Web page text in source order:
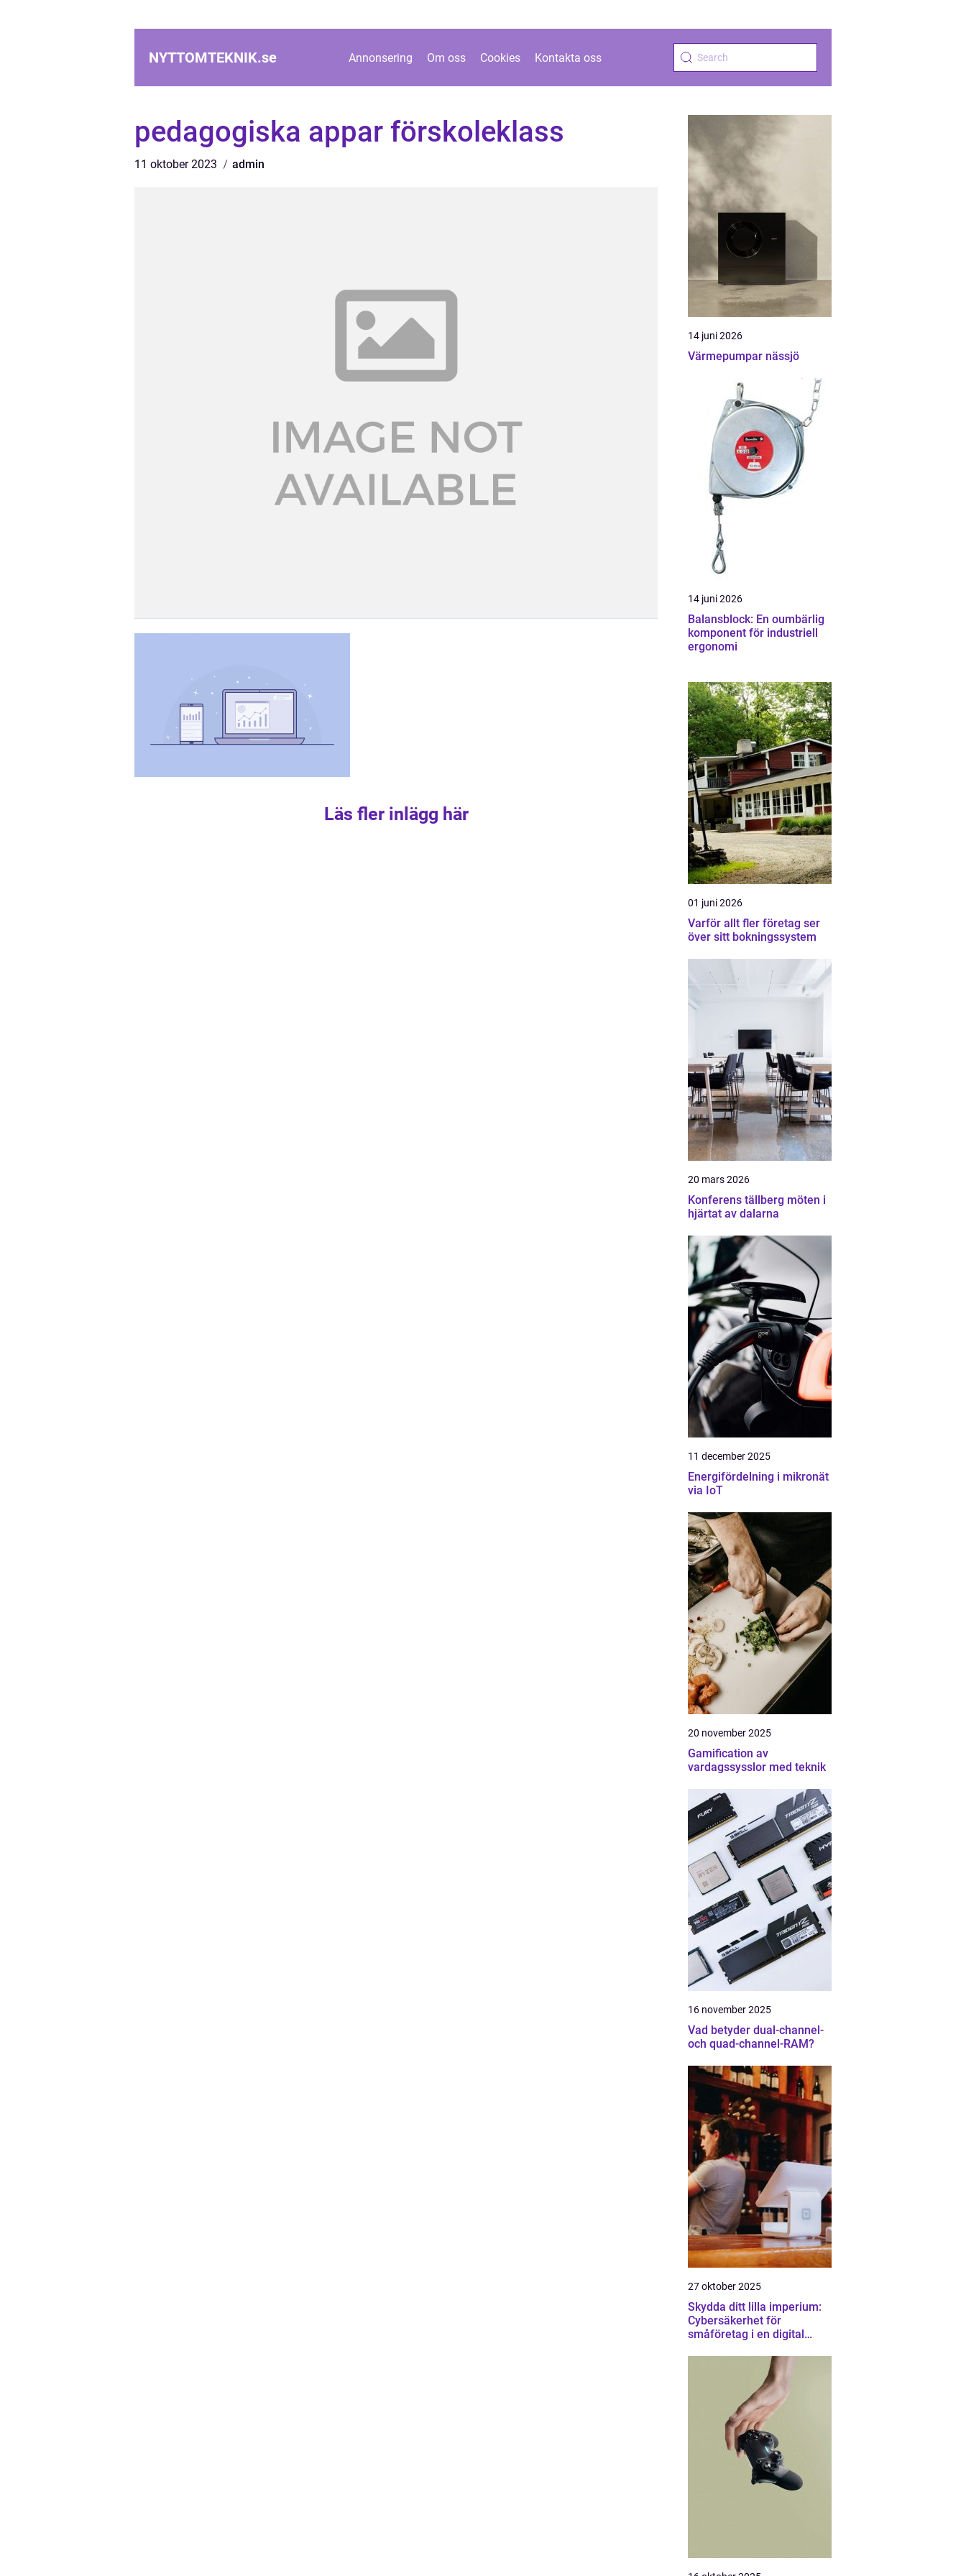
NYTTOMTEKNIK.se Annonsering Om oss Cookies Kontakta oss
pedagogiska appar förskoleklass
11 oktober 2023 admin
Läs fler inlägg här
14 juni 2026
Värmepumpar nässjö
14 juni 2026
Balansblock: En oumbärlig
komponent för industriell
ergonomi
01 juni 2026
Varför allt fler företag ser
över sitt bokningssystem
20 mars 2026
Konferens tällberg möten i
hjärtat av dalarna
11 december 2025
Energifördelning i mikronät
via IoT
20 november 2025
Gamification av
vardagssysslor med teknik
16 november 2025
Vad betyder dual-channel-
och quad-channel-RAM?
27 oktober 2025
Skydda ditt lilla imperium:
Cybersäkerhet för
småföretag i en digital